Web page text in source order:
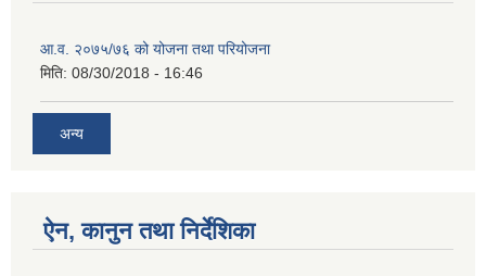
आ.व. २०७५/७६ को योजना तथा परियोजना
मिति: 08/30/2018 - 16:46
अन्य
ऐन, कानुन तथा निर्देशिका